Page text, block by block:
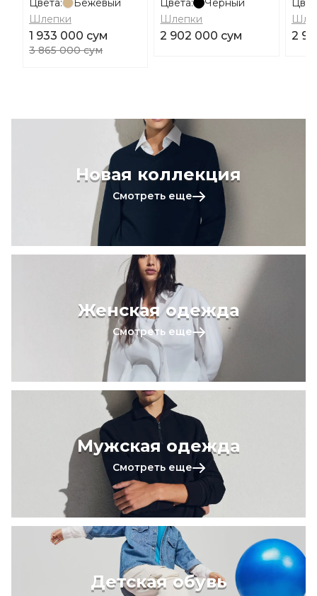
Цвета:
Бежевый
Шлепки
1 933 000 сум
3 865 000 сум
Цвета:
Черный
Шлепки
2 902 000 сум 2
Новая коллекция
Смотреть еще
Женская одежда
Смотреть еще
Мужская одежда
Смотреть еще
Детская обувь